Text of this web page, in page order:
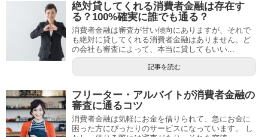
絶対貸してくれる消費者金融は存在す
る？100%確実に誰でも通る？
消費者金融は審査が甘い傾向にありますが、それで
も絶対に貸してくれる消費者金融はありません。ど
の会社も審査によって、本当に貸してもいい...
記事を読む
フリーター・アルバイトが消費者金融の
審査に通るコツ
消費者金融は気軽にお金を借りられて、急にお金に
困った方にぴったりのサービスになっています。 し